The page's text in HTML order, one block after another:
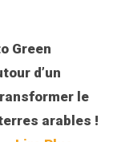
Green
d’un
le
arables !